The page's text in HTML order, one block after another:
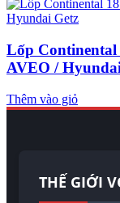
Lốp Continental
AVEO /
Thêm vào giỏ
THẾ GIỚI